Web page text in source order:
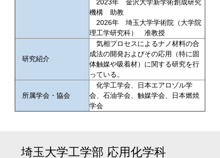
2023年 金沢大学新学術創成研究
機構 助教
2026年 埼玉大学学術院（大学院
理工学研究科） 准教授
研究紹介
気相プロセスによるナノ材料の合
成法の開発およびその応用（特に固
体触媒や吸着材）に関する研究を行
っている。
所属学会・協会
化学工学会、日本エアロゾル学
会、石油学会、触媒学会、日本燃焼
学会
埼玉大学工学部 応用化学科